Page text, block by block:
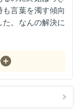
も言葉を濁す傾向
。なんの解決に